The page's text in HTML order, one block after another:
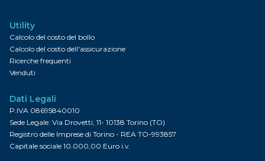
Utility
Calcolo del costo del bollo
Calcolo del costo dell'assicurazione
Ricerche frequenti
Venduti
Dati Legali
P.IVA 08695840010
Sede Legale: Via Drovetti, 11- 10138 Torino (TO)
Registro delle Imprese di Torino - REA TO-993857
Capitale sociale 10.000,00 Euro i.v.